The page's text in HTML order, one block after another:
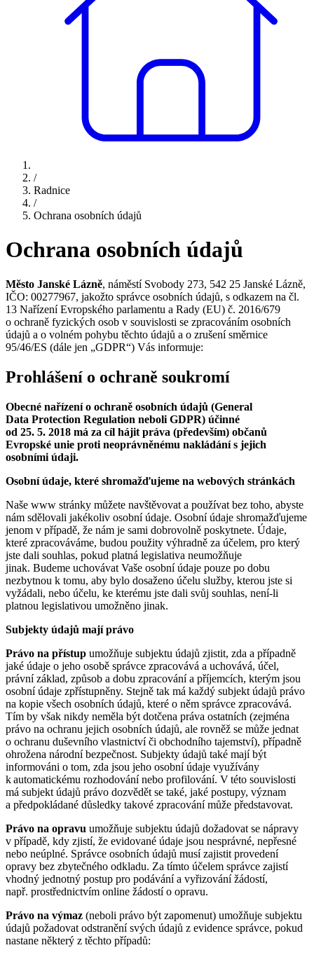
/
Radnice
/
Ochrana osobních údajů
Ochrana osobních údajů
Město Janské Lázně, náměstí Svobody 273, 542 25 Janské Lázně,
IČO: 00277967, jakožto správce osobních údajů, s odkazem na čl.
13 Nařízení Evropského parlamentu a Rady (EU) č. 2016/679
o ochraně fyzických osob v souvislosti se zpracováním osobních
údajů a o volném pohybu těchto údajů a o zrušení směrnice
95/46/ES (dále jen „GDPR“) Vás informuje:
Prohlášení o ochraně soukromí
Obecné nařízení o ochraně osobních údajů (General
Data Protection Regulation neboli GDPR) účinné
od 25. 5. 2018 má za cíl hájit práva (především) občanů
Evropské unie proti neoprávněnému nakládání s jejich
osobními údaji.
Osobní údaje, které shromažďujeme na webových stránkách
Naše www stránky můžete navštěvovat a používat bez toho, abyste
nám sdělovali jakékoliv osobní údaje. Osobní údaje shromažďujeme
jenom v případě, že nám je sami dobrovolně poskytnete. Údaje,
které zpracováváme, budou použity výhradně za účelem, pro který
jste dali souhlas, pokud platná legislativa neumožňuje
jinak. Budeme uchovávat Vaše osobní údaje pouze po dobu
nezbytnou k tomu, aby bylo dosaženo účelu služby, kterou jste si
vyžádali, nebo účelu, ke kterému jste dali svůj souhlas, není-li
platnou legislativou umožněno jinak.
Subjekty údajů mají právo
Právo na přístup umožňuje subjektu údajů zjistit, zda a případně
jaké údaje o jeho osobě správce zpracovává a uchovává, účel,
právní základ, způsob a dobu zpracování a příjemcích, kterým jsou
osobní údaje zpřístupněny. Stejně tak má každý subjekt údajů právo
na kopie všech osobních údajů, které o něm správce zpracovává.
Tím by však nikdy neměla být dotčena práva ostatních (zejména
právo na ochranu jejich osobních údajů, ale rovněž se může jednat
o ochranu duševního vlastnictví či obchodního tajemství), případně
ohrožena národní bezpečnost. Subjekty údajů také mají být
informováni o tom, zda jsou jeho osobní údaje využívány
k automatickému rozhodování nebo profilování. V této souvislosti
má subjekt údajů právo dozvědět se také, jaké postupy, význam
a předpokládané důsledky takové zpracování může představovat.
Právo na opravu umožňuje subjektu údajů dožadovat se nápravy
v případě, kdy zjistí, že evidované údaje jsou nesprávné, nepřesné
nebo neúplné. Správce osobních údajů musí zajistit provedení
opravy bez zbytečného odkladu. Za tímto účelem správce zajistí
vhodný jednotný postup pro podávání a vyřizování žádostí,
např. prostřednictvím online žádostí o opravu.
Právo na výmaz (neboli právo být zapomenut) umožňuje subjektu
údajů požadovat odstranění svých údajů z evidence správce, pokud
nastane některý z těchto případů: